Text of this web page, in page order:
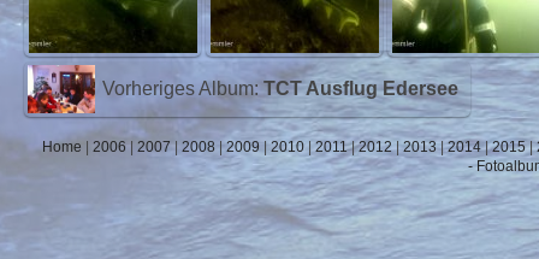
Vorheriges Album:TCT Ausflug Edersee
Home |2006 |2007|2008 |2009 | 2010 |2011|2012 |2013|2014|2015|
-